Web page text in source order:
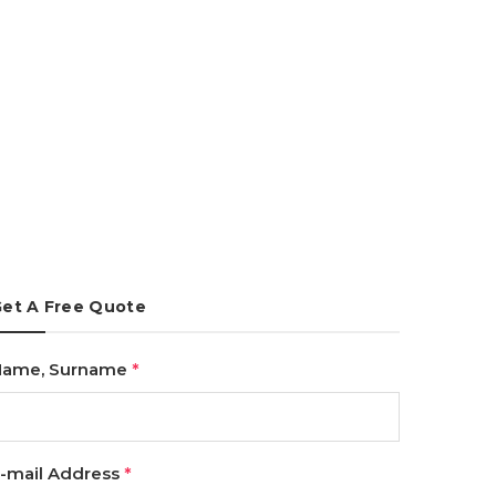
A Free Quote
Surname *
mail Address *